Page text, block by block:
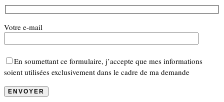
Votre e-mail
En soumettant ce formulaire, j’accepte que mes informations
soient utilisées exclusivement dans le cadre de ma demande